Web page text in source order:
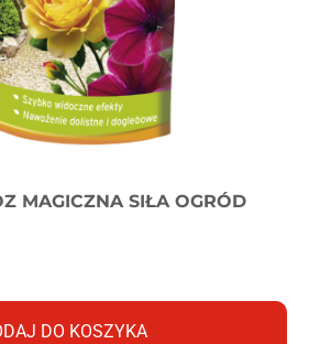
MAGICZNA SIŁA OGRÓD
DO KOSZYKA